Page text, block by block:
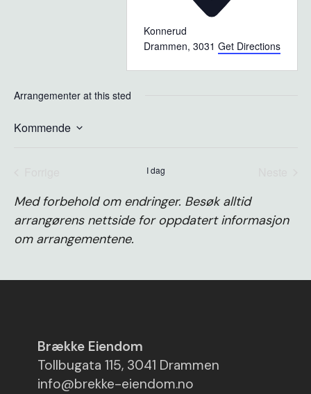
Konnerud
Drammen, 3031 Get Directions
Arrangementer at this sted
Kommende
I dag
Med forbehold om endringer. Besøk alltid
arrangørens nettside for oppdatert informasjon
om arrangementene.
Brække Eiendom
Tollbugata 115, 3041 Drammen
info@brekke-eiendom.no